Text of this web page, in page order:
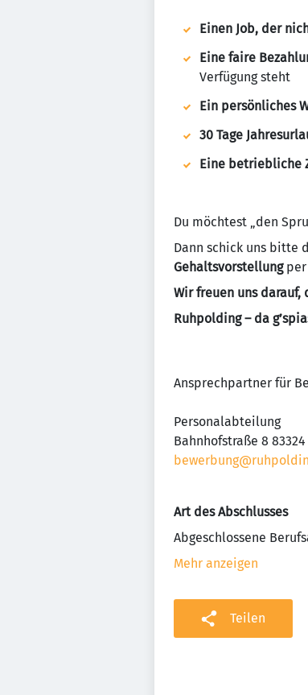
Einen Job, der
Eine faire
Verfügung steht
Ein persönliches
30 Tage
Eine betriebliche
Du möchtest „den
Dann schick uns bitte
Gehaltsvorstellungper
Wir freuen uns darauf,
Ruhpolding – da
Ansprechpartner für
Personalabteilung
Bahnhofstraße 8
Art des Abschlusses
Abgeschlossene
Mehr anzeigen
Teilen